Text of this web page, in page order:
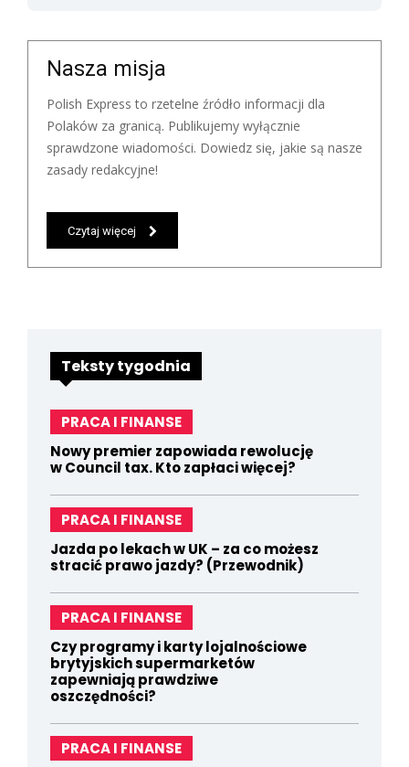
Nasza misja
Polish Express to rzetelne źródło informacji dla
Polaków za granicą. Publikujemy wyłącznie
sprawdzone wiadomości. Dowiedz się, jakie są nasze
zasady redakcyjne!
Czytaj więcej
Teksty tygodnia
PRACA I FINANSE
Nowy premier zapowiada rewolucję
w Council tax. Kto zapłaci więcej?
PRACA I FINANSE
Jazda po lekach w UK – za co możesz
stracić prawo jazdy? (Przewodnik)
PRACA I FINANSE
Czy programy i karty lojalnościowe
brytyjskich supermarketów
zapewniają prawdziwe
oszczędności?
PRACA I FINANSE